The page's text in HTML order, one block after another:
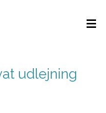
udlejning